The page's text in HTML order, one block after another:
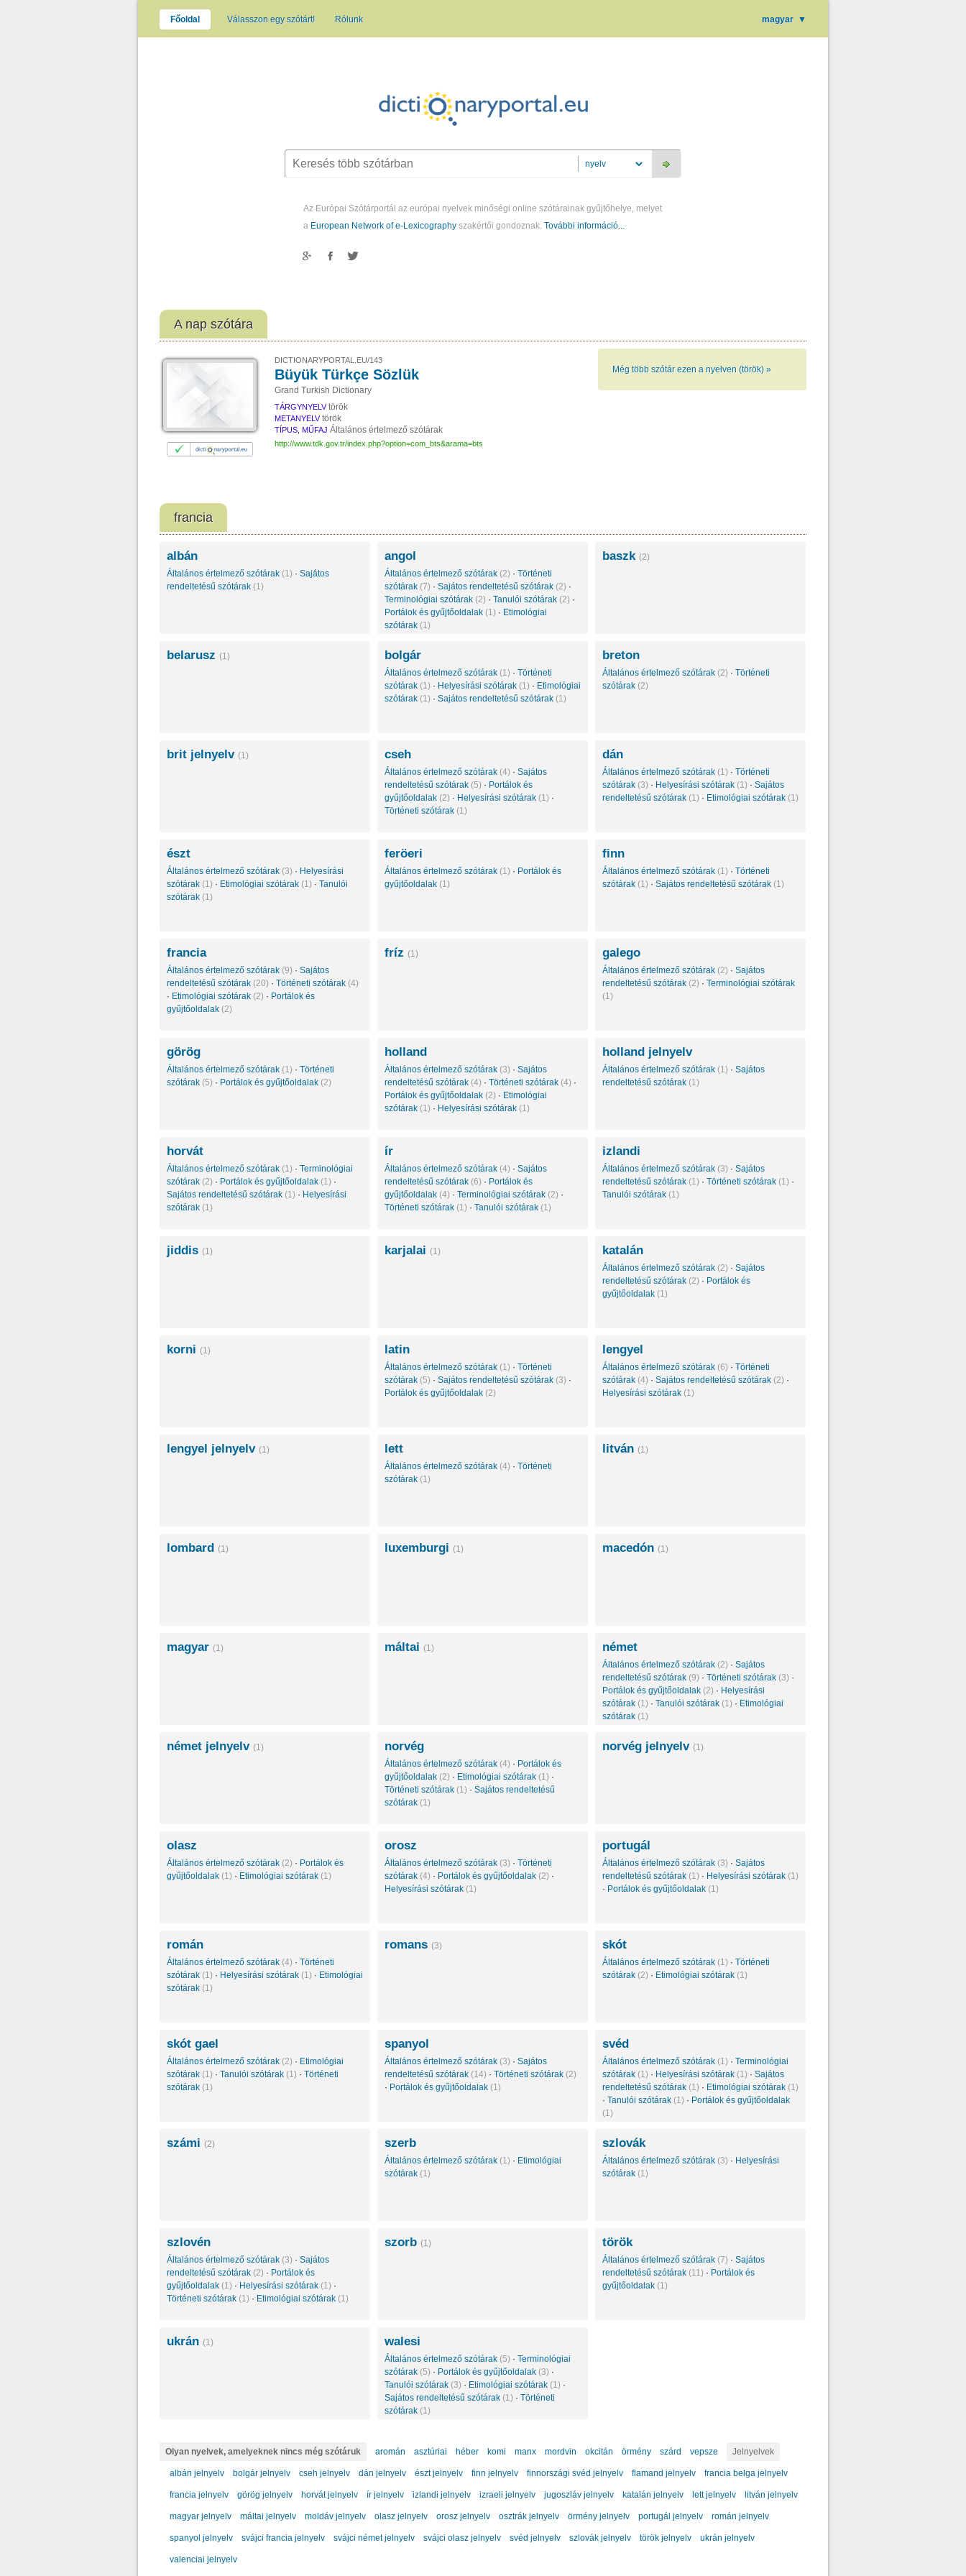
Főoldal Válasszon egy szótárt! Rólunk magyar ▼
Az Európai Szótárportál az európai nyelvek minőségi online szótárainak gyűjtőhelye, melyet
a European Network of e-Lexicography szakértői gondoznak. További információ...
A nap szótára
Még több szótár ezen a nyelven (török) »
DICTIONARYPORTAL.EU/143
Büyük Türkçe Sözlük
Grand Turkish Dictionary
TÁRGYNYELV török
METANYELV török
TÍPUS, MŰFAJ Általános értelmező szótárak
http://www.tdk.gov.tr/index.php?option=com_bts&arama=bts
francia
albán
Általános értelmező szótárak (1) · Sajátos
rendeltetésű szótárak (1)
angol
Általános értelmező szótárak (2) · Történeti
szótárak (7) · Sajátos rendeltetésű szótárak (2) ·
Terminológiai szótárak (2) · Tanulói szótárak (2) ·
Portálok és gyűjtőoldalak (1) · Etimológiai
szótárak (1)
baszk (2)
belarusz (1) bolgár
Általános értelmező szótárak (1) · Történeti
szótárak (1) · Helyesírási szótárak (1) · Etimológiai
szótárak (1) · Sajátos rendeltetésű szótárak (1)
breton
Általános értelmező szótárak (2) · Történeti
szótárak (2)
brit jelnyelv (1) cseh
Általános értelmező szótárak (4) · Sajátos
rendeltetésű szótárak (5) · Portálok és
gyűjtőoldalak (2) · Helyesírási szótárak (1) ·
Történeti szótárak (1)
dán
Általános értelmező szótárak (1) · Történeti
szótárak (3) · Helyesírási szótárak (1) · Sajátos
rendeltetésű szótárak (1) · Etimológiai szótárak (1)
észt
Általános értelmező szótárak (3) · Helyesírási
szótárak (1) · Etimológiai szótárak (1) · Tanulói
szótárak (1)
feröeri
Általános értelmező szótárak (1) · Portálok és
gyűjtőoldalak (1)
finn
Általános értelmező szótárak (1) · Történeti
szótárak (1) · Sajátos rendeltetésű szótárak (1)
francia
Általános értelmező szótárak (9) · Sajátos
rendeltetésű szótárak (20) · Történeti szótárak (4)
· Etimológiai szótárak (2) · Portálok és
gyűjtőoldalak (2)
fríz (1) galego
Általános értelmező szótárak (2) · Sajátos
rendeltetésű szótárak (2) · Terminológiai szótárak
(1)
görög
Általános értelmező szótárak (1) · Történeti
szótárak (5) · Portálok és gyűjtőoldalak (2)
holland
Általános értelmező szótárak (3) · Sajátos
rendeltetésű szótárak (4) · Történeti szótárak (4) ·
Portálok és gyűjtőoldalak (2) · Etimológiai
szótárak (1) · Helyesírási szótárak (1)
holland jelnyelv
Általános értelmező szótárak (1) · Sajátos
rendeltetésű szótárak (1)
horvát
Általános értelmező szótárak (1) · Terminológiai
szótárak (2) · Portálok és gyűjtőoldalak (1) ·
Sajátos rendeltetésű szótárak (1) · Helyesírási
szótárak (1)
ír
Általános értelmező szótárak (4) · Sajátos
rendeltetésű szótárak (6) · Portálok és
gyűjtőoldalak (4) · Terminológiai szótárak (2) ·
Történeti szótárak (1) · Tanulói szótárak (1)
izlandi
Általános értelmező szótárak (3) · Sajátos
rendeltetésű szótárak (1) · Történeti szótárak (1) ·
Tanulói szótárak (1)
jiddis (1) karjalai (1) katalán
Általános értelmező szótárak (2) · Sajátos
rendeltetésű szótárak (2) · Portálok és
gyűjtőoldalak (1)
korni (1) latin
Általános értelmező szótárak (1) · Történeti
szótárak (5) · Sajátos rendeltetésű szótárak (3) ·
Portálok és gyűjtőoldalak (2)
lengyel
Általános értelmező szótárak (6) · Történeti
szótárak (4) · Sajátos rendeltetésű szótárak (2) ·
Helyesírási szótárak (1)
lengyel jelnyelv (1) lett
Általános értelmező szótárak (4) · Történeti
szótárak (1)
litván (1)
lombard (1) luxemburgi (1) macedón (1)
magyar (1) máltai (1) német
Általános értelmező szótárak (2) · Sajátos
rendeltetésű szótárak (9) · Történeti szótárak (3) ·
Portálok és gyűjtőoldalak (2) · Helyesírási
szótárak (1) · Tanulói szótárak (1) · Etimológiai
szótárak (1)
német jelnyelv (1) norvég
Általános értelmező szótárak (4) · Portálok és
gyűjtőoldalak (2) · Etimológiai szótárak (1) ·
Történeti szótárak (1) · Sajátos rendeltetésű
szótárak (1)
norvég jelnyelv (1)
olasz
Általános értelmező szótárak (2) · Portálok és
gyűjtőoldalak (1) · Etimológiai szótárak (1)
orosz
Általános értelmező szótárak (3) · Történeti
szótárak (4) · Portálok és gyűjtőoldalak (2) ·
Helyesírási szótárak (1)
portugál
Általános értelmező szótárak (3) · Sajátos
rendeltetésű szótárak (1) · Helyesírási szótárak (1)
· Portálok és gyűjtőoldalak (1)
román
Általános értelmező szótárak (4) · Történeti
szótárak (1) · Helyesírási szótárak (1) · Etimológiai
szótárak (1)
romans (3) skót
Általános értelmező szótárak (1) · Történeti
szótárak (2) · Etimológiai szótárak (1)
skót gael
Általános értelmező szótárak (2) · Etimológiai
szótárak (1) · Tanulói szótárak (1) · Történeti
szótárak (1)
spanyol
Általános értelmező szótárak (3) · Sajátos
rendeltetésű szótárak (14) · Történeti szótárak (2)
· Portálok és gyűjtőoldalak (1)
svéd
Általános értelmező szótárak (1) · Terminológiai
szótárak (1) · Helyesírási szótárak (1) · Sajátos
rendeltetésű szótárak (1) · Etimológiai szótárak (1)
· Tanulói szótárak (1) · Portálok és gyűjtőoldalak
(1)
számi (2) szerb
Általános értelmező szótárak (1) · Etimológiai
szótárak (1)
szlovák
Általános értelmező szótárak (3) · Helyesírási
szótárak (1)
szlovén
Általános értelmező szótárak (3) · Sajátos
rendeltetésű szótárak (2) · Portálok és
gyűjtőoldalak (1) · Helyesírási szótárak (1) ·
Történeti szótárak (1) · Etimológiai szótárak (1)
szorb (1) török
Általános értelmező szótárak (7) · Sajátos
rendeltetésű szótárak (11) · Portálok és
gyűjtőoldalak (1)
ukrán (1) walesi
Általános értelmező szótárak (5) · Terminológiai
szótárak (5) · Portálok és gyűjtőoldalak (3) ·
Tanulói szótárak (3) · Etimológiai szótárak (1) ·
Sajátos rendeltetésű szótárak (1) · Történeti
szótárak (1)
Olyan nyelvek, amelyeknek nincs még szótáruk aromán asztúriai héber komi manx mordvin okcitán örmény szárd vepsze Jelnyelvek
albán jelnyelv bolgár jelnyelv cseh jelnyelv dán jelnyelv észt jelnyelv finn jelnyelv finnországi svéd jelnyelv flamand jelnyelv francia belga jelnyelv
francia jelnyelv görög jelnyelv horvát jelnyelv ír jelnyelv izlandi jelnyelv izraeli jelnyelv jugoszláv jelnyelv katalán jelnyelv lett jelnyelv litván jelnyelv
magyar jelnyelv máltai jelnyelv moldáv jelnyelv olasz jelnyelv orosz jelnyelv osztrák jelnyelv örmény jelnyelv portugál jelnyelv román jelnyelv
spanyol jelnyelv svájci francia jelnyelv svájci német jelnyelv svájci olasz jelnyelv svéd jelnyelv szlovák jelnyelv török jelnyelv ukrán jelnyelv
valenciai jelnyelv